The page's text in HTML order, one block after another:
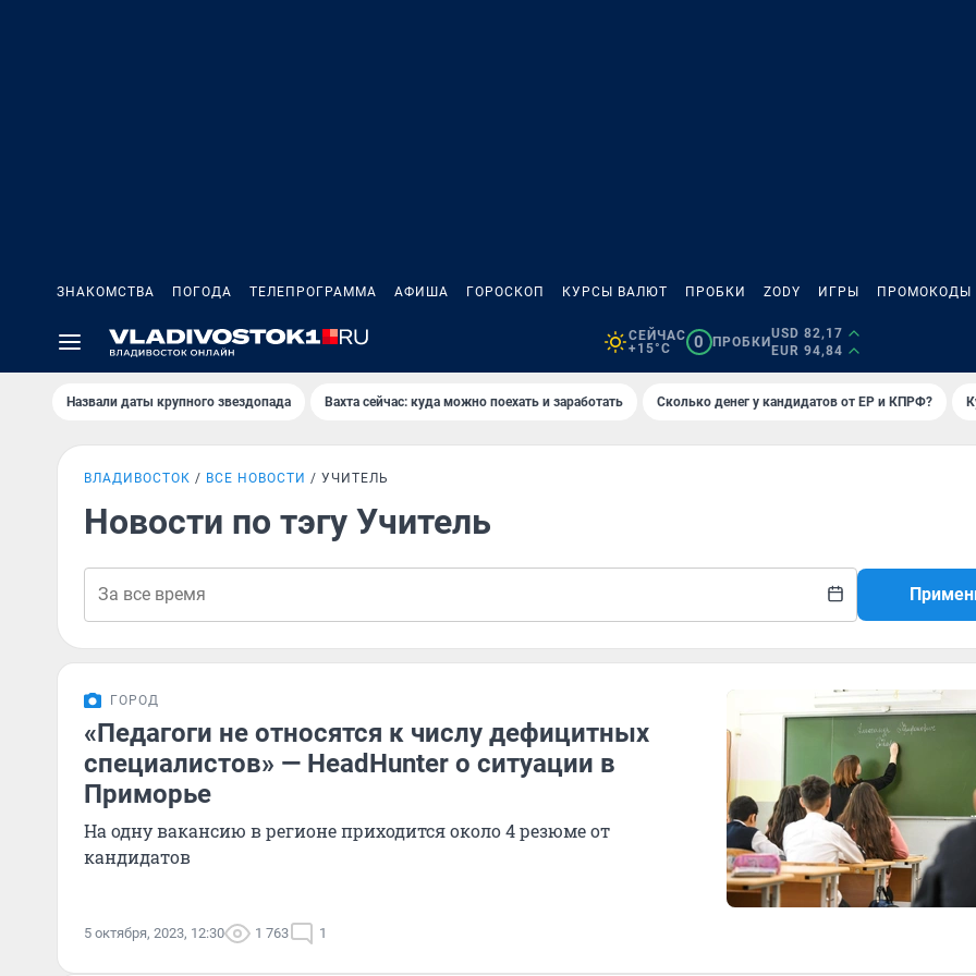
ЗНАКОМСТВА ПОГОДА ТЕЛЕПРОГРАММА АФИША ГОРОСКОП КУРСЫ ВАЛЮТ ПРОБКИ ZODY ИГРЫ ПРОМОКОДЫ
СЕЙЧАС
+15°C
0 ПРОБКИ
USD 82,17
EUR 94,84
Назвали даты крупного звездопада Вахта сейчас: куда можно поехать и заработать Сколько денег у кандидатов от ЕР и КПРФ?
ВЛАДИВОСТОК ВСЕ НОВОСТИ УЧИТЕЛЬ
Новости по тэгу Учитель
ГОРОД
«Педагоги не относятся к числу дефицитных
специалистов» — HeadHunter о ситуации в
Приморье
На одну вакансию в регионе приходится около 4 резюме от
кандидатов
5 октября, 2023, 12:30 1 763 1